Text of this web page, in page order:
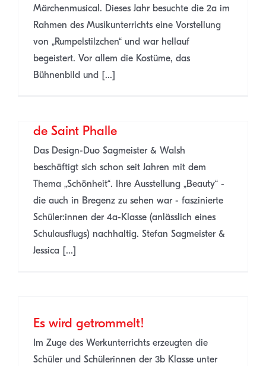
Märchenmusical. Dieses Jahr besuchte die 2a im
Rahmen des Musikunterrichts eine Vorstellung
von „Rumpelstilzchen“ und war hellauf
begeistert. Vor allem die Kostüme, das
Bühnenbild und [...]
de Saint Phalle
Das Design-Duo Sagmeister & Walsh
beschäftigt sich schon seit Jahren mit dem
Thema „Schönheit“. Ihre Ausstellung „Beauty“ -
die auch in Bregenz zu sehen war - faszinierte
Schüler:innen der 4a-Klasse (anlässlich eines
Schulausflugs) nachhaltig. Stefan Sagmeister &
Jessica [...]
Es wird getrommelt!
Im Zuge des Werkunterrichts erzeugten die
Schüler und Schülerinnen der 3b Klasse unter